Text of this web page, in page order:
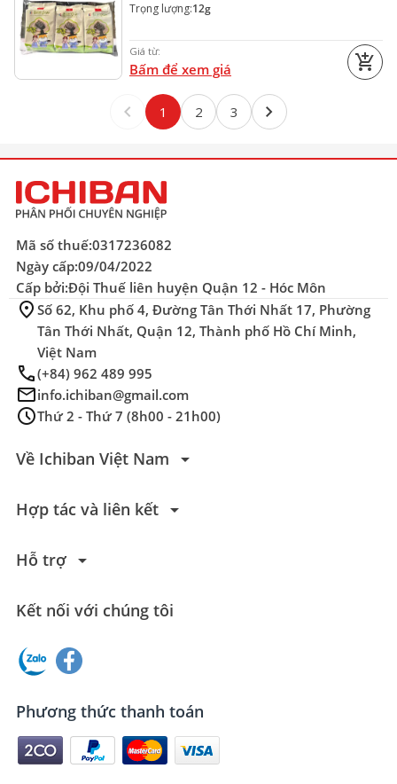
Trọng lượng:12g
Giá từ:
Bấm để xem giá
add_shopping_cart
keyboard_arrow_left
1 2 3 keyboard_arrow_right
Mã số thuế:0317236082
Ngày cấp:09/04/2022
Cấp bởi:Đội Thuế liên huyện Quận 12 - Hóc Môn
location_on Số 62, Khu phố 4, Đường Tân Thới Nhất 17, Phường
Tân Thới Nhất, Quận 12, Thành phố Hồ Chí Minh,
Việt Nam
phone(+84) 962 489 995
mailinfo.ichiban@gmail.com
scheduleThứ 2 - Thứ 7 (8h00 - 21h00)
Về Ichiban Việt Nam arrow_drop_down
Hợp tác và liên kết arrow_drop_down
Hỗ trợ arrow_drop_down
Kết nối với chúng tôi
Phương thức thanh toán